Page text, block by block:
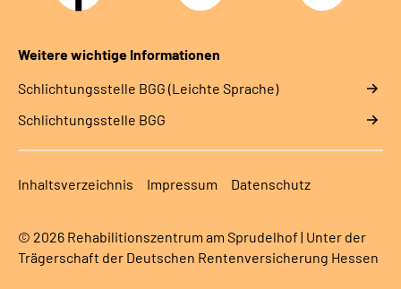
des
Sprudelhof
des
Sprudelhof
Weitere wichtige Informationen
Schlich­tungs­stel­le BGG (Leichte Sprache)
Schlich­tungs­stel­le BGG
Inhaltsverzeichnis Impressum Datenschutz
© 2026 Rehabilitionszentrum am Sprudelhof | Unter der
Trägerschaft der Deutschen Rentenversicherung Hessen